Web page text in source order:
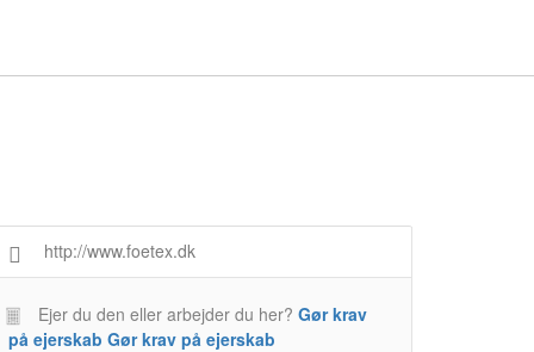
http://www.foetex.dk
Ejer du den eller arbejder du her? Gør krav
på ejerskab Gør krav på ejerskab